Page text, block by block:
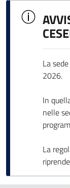
La
2026.
In
nelle
La